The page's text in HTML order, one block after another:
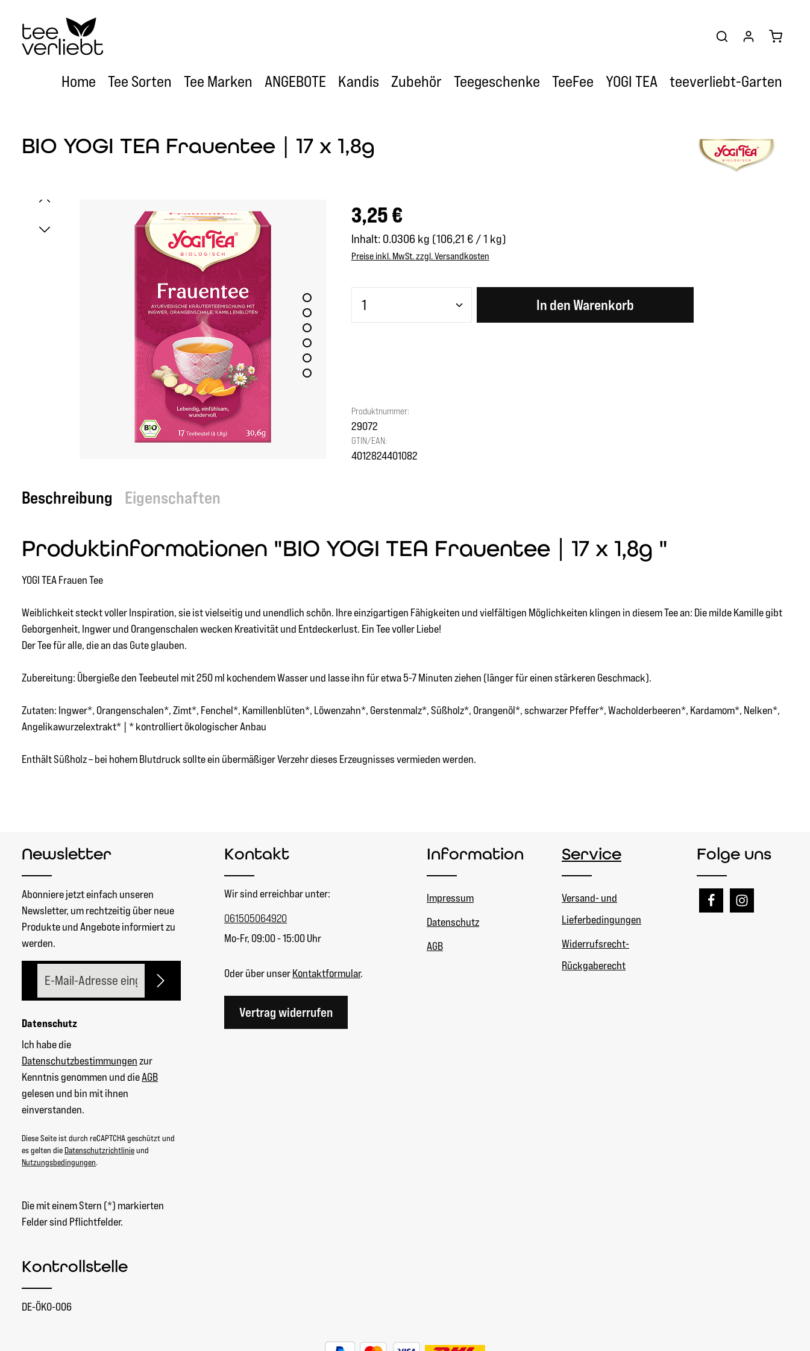
Hauptinhalt springen
Zur Hauptnavigation springen
Home Tee Sorten Tee Marken ANGEBOTE Kandis Zubehör Teegeschenke TeeFee YOGI TEA teeverliebt-Garten
BIO YOGI TEA Frauentee | 17 x 1,8g
Regulärer Preis:
3,25 €
Inhalt: 0.0306 kg (106,21 € / 1 kg)
Preise inkl. MwSt. zzgl. Versandkosten
Produkt Anzahl: Gib den gewünschten Wert ein oder benutze die Schaltflächen
In den Warenkorb
Produktnummer:
29072
GTIN/EAN:
4012824401082
Beschreibung Eigenschaften
Produktinformationen "BIO YOGI TEA Frauentee | 17 x 1,8g "
YOGI TEA Frauen Tee
Weiblichkeit steckt voller Inspiration, sie ist vielseitig und unendlich schön. Ihre einzigartigen Fähigkeiten und vielfältigen Möglichkeiten klingen in diesem Tee an: Die milde Kamille gibt
Geborgenheit, Ingwer und Orangenschalen wecken Kreativität und Entdeckerlust. Ein Tee voller Liebe!
Der Tee für alle, die an das Gute glauben.
Zubereitung: Übergieße den Teebeutel mit 250 ml kochendem Wasser und lasse ihn für etwa 5-7 Minuten ziehen (länger für einen stärkeren Geschmack).
Zutaten: Ingwer*, Orangenschalen*, Zimt*, Fenchel*, Kamillenblüten*, Löwenzahn*, Gerstenmalz*, Süßholz*, Orangenöl*, schwarzer Pfeffer*, Wacholderbeeren*, Kardamom*, Nelken*,
Angelikawurzelextrakt* | * kontrolliert ökologischer Anbau
Enthält Süßholz – bei hohem Blutdruck sollte ein übermäßiger Verzehr dieses Erzeugnisses vermieden werden.
Newsletter
Abonniere jetzt einfach unseren
Newsletter, um rechtzeitig über neue
Produkte und Angebote informiert zu
werden.
Datenschutz
Ich habe die
Datenschutzbestimmungenzur
Kenntnis genommen und dieAGB
gelesen und bin mit ihnen
einverstanden.
Diese Seite ist durch reCAPTCHA geschützt und
es gelten die Datenschutzrichtlinieund
Nutzungsbedingungen.
Die mit einem Stern (*) markierten
Felder sind Pflichtfelder.
Kontakt
Wir sind erreichbar unter:
061505064920
Mo-Fr, 09:00 - 15:00 Uhr
Oder über unserKontaktformular.
Vertrag widerrufen
Information
Impressum
Datenschutz
AGB
Service
Versand- und
Lieferbedingungen
Widerrufsrecht-
Rückgaberecht
Folge uns
Kontrollstelle
DE-ÖKO-006